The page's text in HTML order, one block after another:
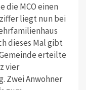
MCO einen
liegt nun bei
dieses Mal gibt
erteilte
vier
Zwei Anwohner